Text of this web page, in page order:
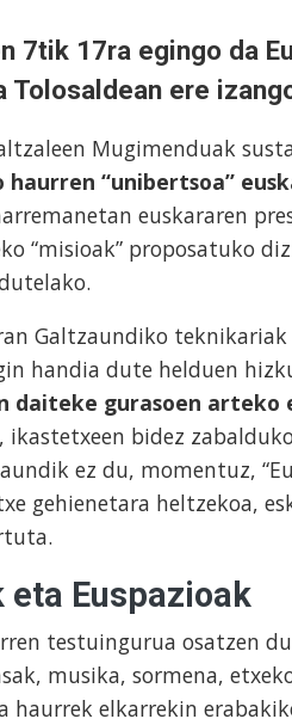
7tik 17ra egingo da
Tolosaldean ere
Mugimenduak
“unibertsoa”
euskararen
“misioak” proposatuko
Galtzaundiko teknikariak
handia dute helduen
daiteke gurasoen
ikastetxeen bidez
ez du, momentuz,
gehienetara heltzekoa,
eta Euspazioak
testuingurua osatzen
musika, sormena,
haurrek elkarrekin